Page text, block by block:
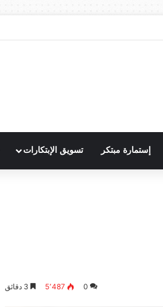
إستمارة مبتكر تسويق الإبتكارات
0 5٬487